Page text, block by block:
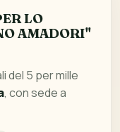
LO
AMADORI"
del 5 per mille
, con sede a